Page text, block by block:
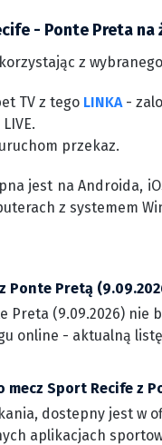
- Ponte Preta na
z
TV z tego LINKA-
przekaz.
jest na Androida,
z systemem
Ponte Pretą
Preta (9.09.2026)
online - aktualną
mecz Sport Recife z
dostepny jest w
aplikacjach